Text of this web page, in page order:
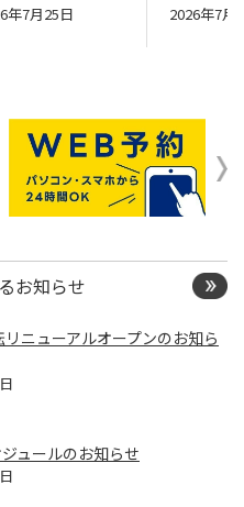
年7月25日 2026年7月
お知らせ
ニューアルオープンのお知ら
ュールのお知らせ